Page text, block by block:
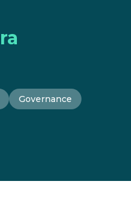
Governance